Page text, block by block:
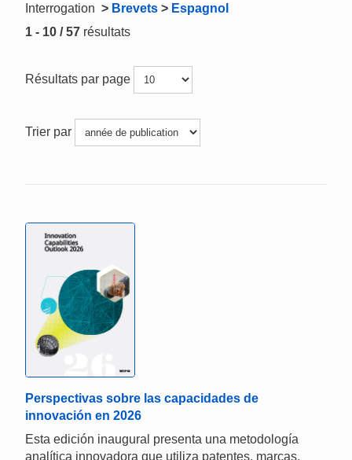
Interrogation > Brevets > Espagnol
1 - 10 / 57 résultats
Résultats par page
Trier par
Perspectivas sobre las capacidades de
innovación en 2026
Esta edición inaugural presenta una metodología
analítica innovadora que utiliza patentes, marcas,